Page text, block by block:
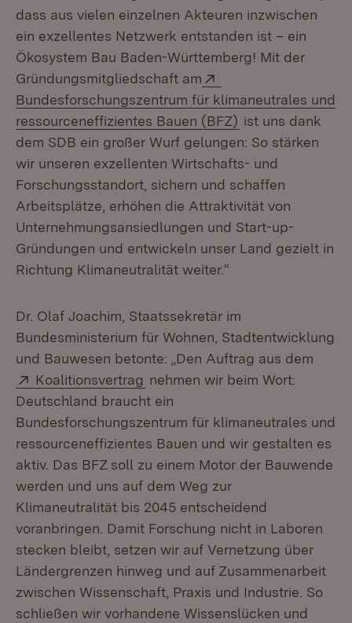
dass aus vielen einzelnen Akteuren inzwischen
ein exzellentes Netzwerk entstanden ist – ein
Ökosystem Bau Baden-Württemberg! Mit der
Gründungsmitgliedschaft am
Bundesforschungszentrum für klimaneutrales und
ressourceneffizientes Bauen (BFZ) (Öffnet in neuem
ist uns dank
dem SDB ein großer Wurf gelungen: So stärken
wir unseren exzellenten Wirtschafts- und
Forschungsstandort, sichern und schaffen
Arbeitsplätze, erhöhen die Attraktivität von
Unternehmungsansiedlungen und Start-up-
Gründungen und entwickeln unser Land gezielt in
Richtung Klimaneutralität weiter.“
Dr. Olaf Joachim, Staatssekretär im
Bundesministerium für Wohnen, Stadtentwicklung
und Bauwesen betonte: „Den Auftrag aus dem
Extern:
Koalitionsvertrag (Öffnet in neuem Fenster)
nehmen wir beim Wort:
Deutschland braucht ein
Bundesforschungszentrum für klimaneutrales und
ressourceneffizientes Bauen und wir gestalten es
aktiv. Das BFZ soll zu einem Motor der Bauwende
werden und uns auf dem Weg zur
Klimaneutralität bis 2045 entscheidend
voranbringen. Damit Forschung nicht in Laboren
stecken bleibt, setzen wir auf Vernetzung über
Ländergrenzen hinweg und auf Zusammenarbeit
zwischen Wissenschaft, Praxis und Industrie. So
schließen wir vorhandene Wissenslücken und